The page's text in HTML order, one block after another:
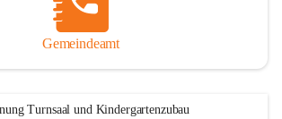
Gemeindeamt
Turnsaal und Kindergartenzubau